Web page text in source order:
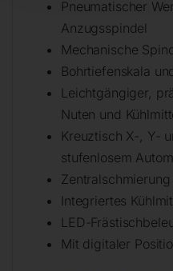
Pneumatischer
Anzugsspindel
Mechanische
Bohrtiefenskala
Leichtgängiger,
Nuten und
Kreuztisch X-, Y-
stufenlosem
Zentralschmierung
Integriertes
LED-
Mit digitaler